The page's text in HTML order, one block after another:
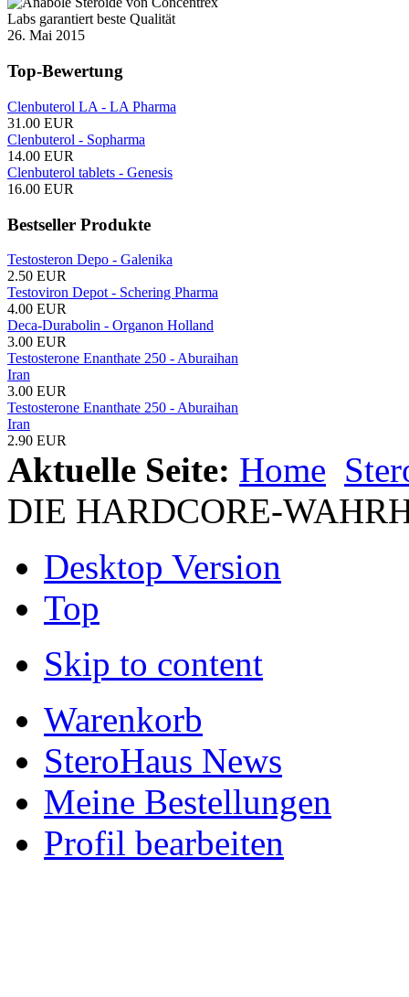
26. Mai 2015
Top-Bewertung
Clenbuterol LA - LA Pharma
31.00 EUR
Clenbuterol - Sopharma
14.00 EUR
Clenbuterol tablets - Genesis
16.00 EUR
Bestseller Produkte
Testosteron Depo - Galenika
2.50 EUR
Testoviron Depot - Schering Pharma
4.00 EUR
Deca-Durabolin - Organon Holland
3.00 EUR
Testosterone Enanthate 250 - Aburaihan
Iran
3.00 EUR
Testosterone Enanthate 250 - Aburaihan
Iran
2.90 EUR
Aktuelle Seite: Home
DIE HARDCORE-
Desktop Version
Top
Skip to content
Warenkorb
SteroHaus News
Meine Bestellungen
Profil bearbeiten